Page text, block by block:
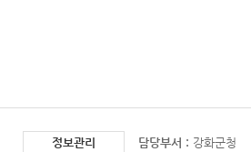
정보관리 담당부서 : 강화군청